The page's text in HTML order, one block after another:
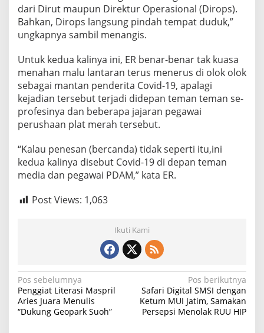
dari Dirut maupun Direktur Operasional (Dirops).
Bahkan, Dirops langsung pindah tempat duduk,”
ungkapnya sambil menangis.
Untuk kedua kalinya ini, ER benar-benar tak kuasa
menahan malu lantaran terus menerus di olok olok
sebagai mantan penderita Covid-19, apalagi
kejadian tersebut terjadi didepan teman teman se-
profesinya dan beberapa jajaran pegawai
perushaan plat merah tersebut.
“Kalau penesan (bercanda) tidak seperti itu,ini
kedua kalinya disebut Covid-19 di depan teman
media dan pegawai PDAM,” kata ER.
Post Views: 1,063
Ikuti Kami
N
a
v
Pos sebelumnya
Penggiat Literasi Maspril
Aries Juara Menulis
“Dukung Geopark Suoh”
Pos berikutnya
Safari Digital SMSI dengan
Ketum MUI Jatim, Samakan
Persepsi Menolak RUU HIP